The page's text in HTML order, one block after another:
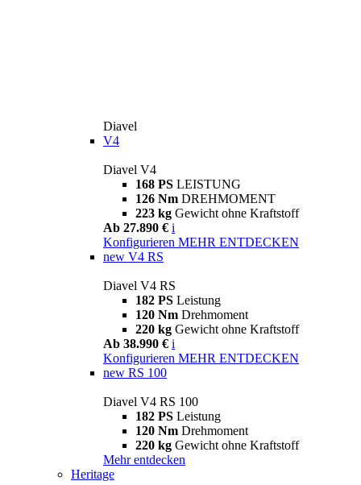
Diavel
V4
Diavel V4
168 PS LEISTUNG
126 Nm DREHMOMENT
223 kg Gewicht ohne Kraftstoff
Ab 27.890 € i
Konfigurieren MEHR ENTDECKEN
new V4 RS
Diavel V4 RS
182 PS Leistung
120 Nm Drehmoment
220 kg Gewicht ohne Kraftstoff
Ab 38.990 € i
Konfigurieren MEHR ENTDECKEN
new RS 100
Diavel V4 RS 100
182 PS Leistung
120 Nm Drehmoment
220 kg Gewicht ohne Kraftstoff
Mehr entdecken
Heritage